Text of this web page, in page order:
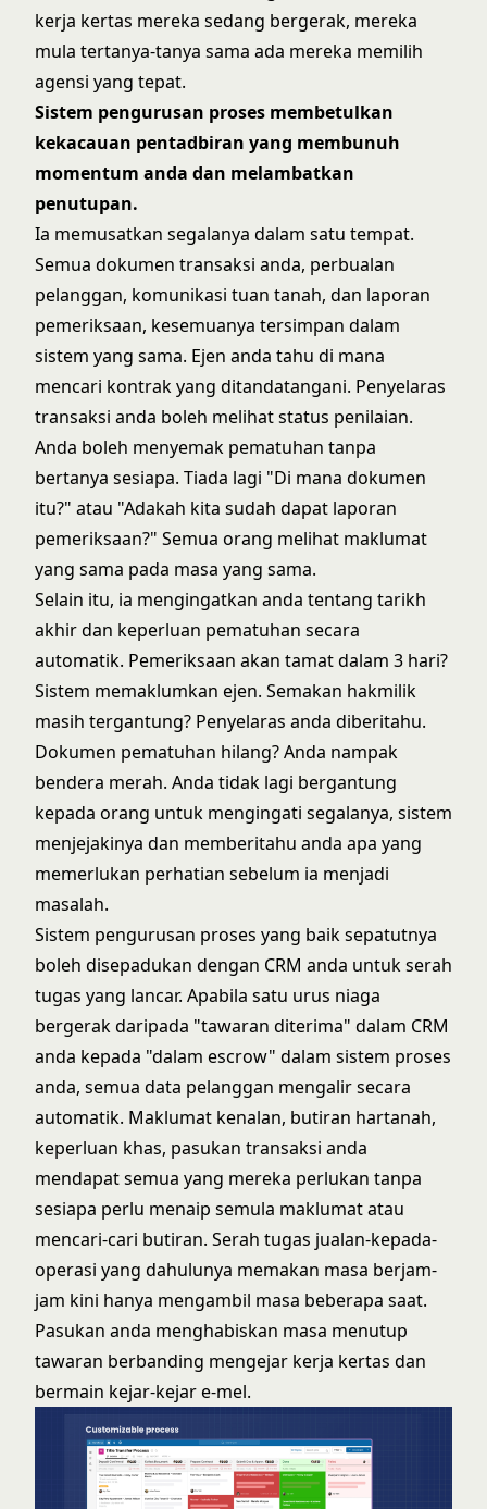
kerja kertas mereka sedang bergerak, mereka
mula tertanya-tanya sama ada mereka memilih
agensi yang tepat.
Sistem pengurusan proses membetulkan
kekacauan pentadbiran yang membunuh
momentum anda dan melambatkan
penutupan.
Ia memusatkan segalanya dalam satu tempat.
Semua dokumen transaksi anda, perbualan
pelanggan, komunikasi tuan tanah, dan laporan
pemeriksaan, kesemuanya tersimpan dalam
sistem yang sama. Ejen anda tahu di mana
mencari kontrak yang ditandatangani. Penyelaras
transaksi anda boleh melihat status penilaian.
Anda boleh menyemak pematuhan tanpa
bertanya sesiapa. Tiada lagi "Di mana dokumen
itu?" atau "Adakah kita sudah dapat laporan
pemeriksaan?" Semua orang melihat maklumat
yang sama pada masa yang sama.
Selain itu, ia mengingatkan anda tentang tarikh
akhir dan keperluan pematuhan secara
automatik. Pemeriksaan akan tamat dalam 3 hari?
Sistem memaklumkan ejen. Semakan hakmilik
masih tergantung? Penyelaras anda diberitahu.
Dokumen pematuhan hilang? Anda nampak
bendera merah. Anda tidak lagi bergantung
kepada orang untuk mengingati segalanya, sistem
menjejakinya dan memberitahu anda apa yang
memerlukan perhatian sebelum ia menjadi
masalah.
Sistem pengurusan proses yang baik sepatutnya
boleh disepadukan dengan CRM anda untuk serah
tugas yang lancar. Apabila satu urus niaga
bergerak daripada "tawaran diterima" dalam CRM
anda kepada "dalam escrow" dalam sistem proses
anda, semua data pelanggan mengalir secara
automatik. Maklumat kenalan, butiran hartanah,
keperluan khas, pasukan transaksi anda
mendapat semua yang mereka perlukan tanpa
sesiapa perlu menaip semula maklumat atau
mencari-cari butiran. Serah tugas jualan-kepada-
operasi yang dahulunya memakan masa berjam-
jam kini hanya mengambil masa beberapa saat.
Pasukan anda menghabiskan masa menutup
tawaran berbanding mengejar kerja kertas dan
bermain kejar-kejar e-mel.